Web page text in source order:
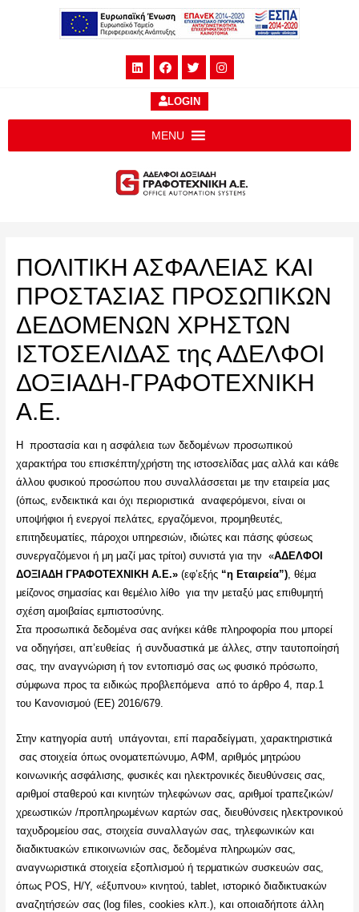
MENU
LOGIN
ΠΟΛΙΤΙΚΗ ΑΣΦΑΛΕΙΑΣ ΚΑΙ
ΠΡΟΣΤΑΣΙΑΣ ΠΡΟΣΩΠΙΚΩΝ
ΔΕΔΟΜΕΝΩΝ ΧΡΗΣΤΩΝ
ΙΣΤΟΣΕΛΙΔΑΣ της ΑΔΕΛΦΟΙ
ΔΟΞΙΑΔΗ-ΓΡΑΦΟΤΕΧΝΙΚΗ
A.E.
Η προστασία και η ασφάλεια των δεδομένων προσωπικού
χαρακτήρα του επισκέπτη/χρήστη της ιστοσελίδας μας αλλά και κάθε
άλλου φυσικού προσώπου που συναλλάσσεται με την εταιρεία μας
(όπως, ενδεικτικά και όχι περιοριστικά αναφερόμενοι, είναι οι
υποψήφιοι ή ενεργοί πελάτες, εργαζόμενοι, προμηθευτές,
επιτηδευματίες, πάροχοι υπηρεσιών, ιδιώτες και πάσης φύσεως
συνεργαζόμενοι ή μη μαζί μας τρίτοι) συνιστά για την «ΑΔΕΛΦΟΙ
ΔΟΞΙΑΔΗ ΓΡΑΦΟΤΕΧΝΙΚΗ A. E.»(εφ’εξής “η Εταιρεία”), θέμα
μείζονος σημασίας και θεμέλιο λίθο για την μεταξύ μας επιθυμητή
σχέση αμοιβαίας εμπιστοσύνης.
Στα προσωπικά δεδομένα σας ανήκει κάθε πληροφορία που μπορεί
να οδηγήσει, απ’ευθείας ή συνδυαστικά με άλλες, στην ταυτοποίησή
σας, την αναγνώριση ή τον εντοπισμό σας ως φυσικό πρόσωπο,
σύμφωνα προς τα ειδικώς προβλεπόμενα από το άρθρο 4, παρ.1
του Κανονισμού (ΕΕ) 2016/679.
Στην κατηγορία αυτή υπάγονται, επί παραδείγματι, χαρακτηριστικά
σας στοιχεία όπως ονοματεπώνυμο, ΑΦΜ, αριθμός μητρώου
κοινωνικής ασφάλισης, φυσικές και ηλεκτρονικές διευθύνσεις σας,
αριθμοί σταθερού και κινητών τηλεφώνων σας, αριθμοί τραπεζικών/
χρεωστικών /προπληρωμένων καρτών σας, διευθύνσεις ηλεκτρονικού
ταχυδρομείου σας, στοιχεία συναλλαγών σας, τηλεφωνικών και
διαδικτυακών επικοινωνιών σας, δεδομένα πληρωμών σας,
αναγνωριστικά στοιχεία εξοπλισμού ή τερματικών συσκευών σας,
όπως POS, Η/Υ, «έξυπνου» κινητού, tablet, ιστορικό διαδικτυακών
αναζητήσεών σας (log files, cookies κλπ.), και οποιαδήποτε άλλη